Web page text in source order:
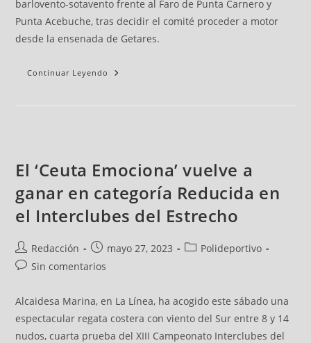
barlovento-sotavento frente al Faro de Punta Carnero y
Punta Acebuche, tras decidir el comité proceder a motor
desde la ensenada de Getares.
Continuar Leyendo
El ‘Ceuta Emociona’ vuelve a
ganar en categoría Reducida en
el Interclubes del Estrecho
Redacción mayo 27, 2023
Polideportivo
Sin comentarios
Alcaidesa Marina, en La Línea, ha acogido este sábado una
espectacular regata costera con viento del Sur entre 8 y 14
nudos, cuarta prueba del XIII Campeonato Interclubes del